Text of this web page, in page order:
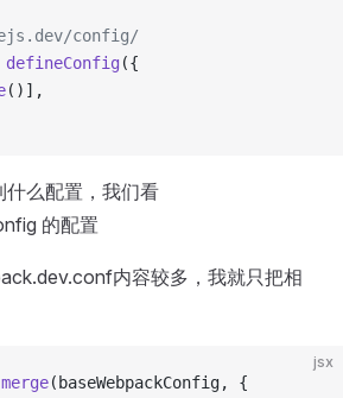
config/
defineConfig ({
()],
什么配置，我们看
的配置
内容较多，我就只把相
jsx
merge(baseWebpackConfig, {